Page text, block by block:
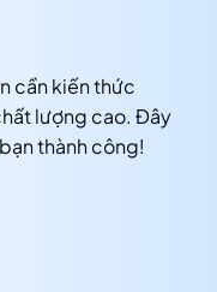
cần kiến thức
lượng cao. Đây
thành công!